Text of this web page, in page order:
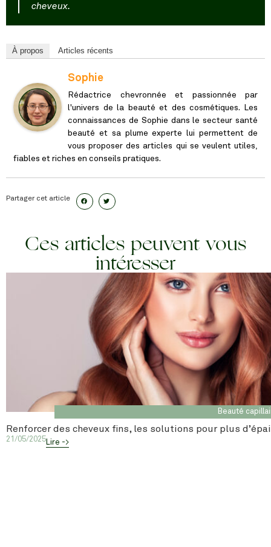
cheveux.
À propos Articles récents
Sophie
Rédactrice chevronnée et passionnée par
l'univers de la beauté et des cosmétiques. Les
connaissances de Sophie dans le secteur santé
beauté et sa plume experte lui permettent de
vous proposer des articles qui se veulent utiles,
fiables et riches en conseils pratiques.
Partager cet article
Ces articles peuvent vous
intéresser
Beauté
Renforcer des cheveux fins, les solutions pour plus
21/05/2025Lire ->